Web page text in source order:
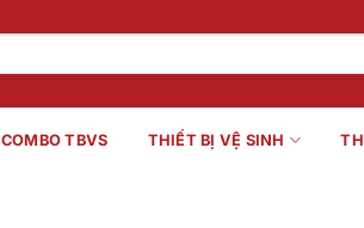
COMBO TBVS THIẾT BỊ VỆ SINH